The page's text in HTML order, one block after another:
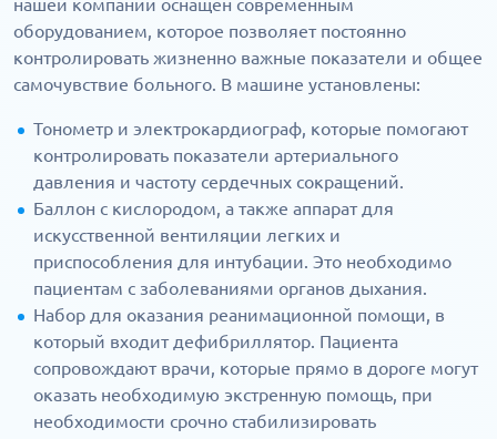
нашей компании оснащен современным
оборудованием, которое позволяет постоянно
контролировать жизненно важные показатели и общее
самочувствие больного. В машине установлены:
Тонометр и электрокардиограф, которые помогают
контролировать показатели артериального
давления и частоту сердечных сокращений.
Баллон с кислородом, а также аппарат для
искусственной вентиляции легких и
приспособления для интубации. Это необходимо
пациентам с заболеваниями органов дыхания.
Набор для оказания реанимационной помощи, в
который входит дефибриллятор. Пациента
сопровождают врачи, которые прямо в дороге могут
оказать необходимую экстренную помощь, при
необходимости срочно стабилизировать